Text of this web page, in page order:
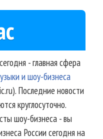
- главная сфера
и шоу-бизнеса
Последние новости
круглосуточно.
шоу-бизнеса - вы
России сегодня на